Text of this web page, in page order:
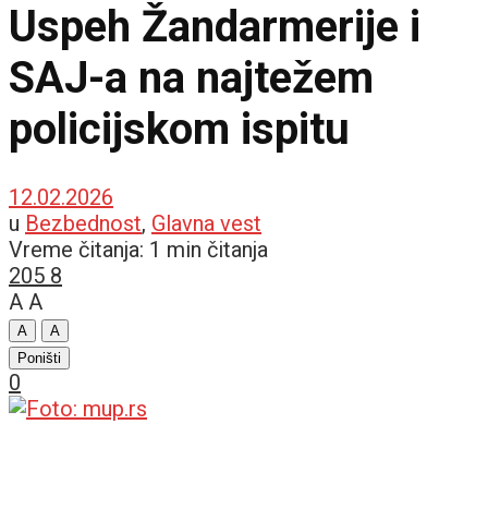
Uspeh Žandarmerije i
SAJ-a na najtežem
policijskom ispitu
12.02.2026
u Bezbednost, Glavna vest
Vreme čitanja: 1 min čitanja
205 8
A A
A
A
Poništi
0